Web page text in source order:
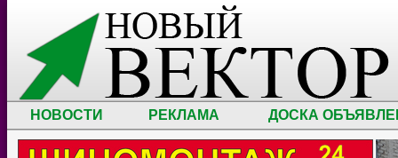
НОВОСТИ РЕКЛАМА ДОСКА